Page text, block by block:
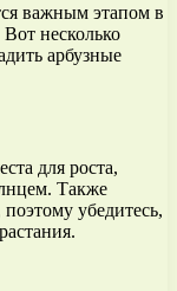
важным этапом в
несколько
арбузные
для роста,
Также
убедитесь,